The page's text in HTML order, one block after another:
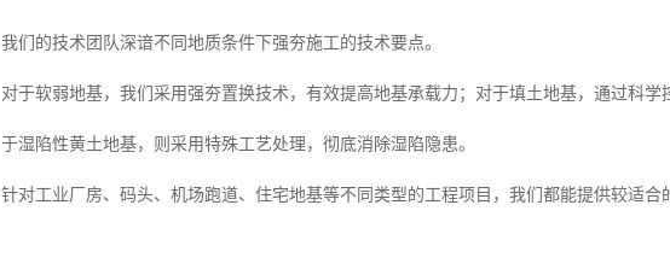
我们的技术团队深谙不同地质条件下强夯施工的技术要点。
对于软弱地基，我们采用强夯置换技术，有效提高地基承载力；对于填土地基，通过科
于湿陷性黄土地基，则采用特殊工艺处理，彻底消除湿陷隐患。
针对工业厂房、码头、机场跑道、住宅地基等不同类型的工程项目，我们都能提供较适合